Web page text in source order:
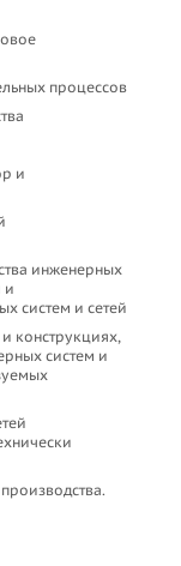
процессов
и
инженерных
и
систем и сетей
конструкциях,
систем и